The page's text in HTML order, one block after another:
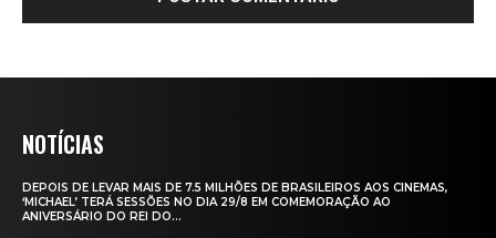
NOTÍCIAS
DEPOIS DE LEVAR MAIS DE 7.5 MILHÕES DE BRASILEIROS AOS CINEMAS,
‘MICHAEL’ TERÁ SESSÕES NO DIA 29/8 EM COMEMORAÇÃO AO
ANIVERSÁRIO DO REI DO...